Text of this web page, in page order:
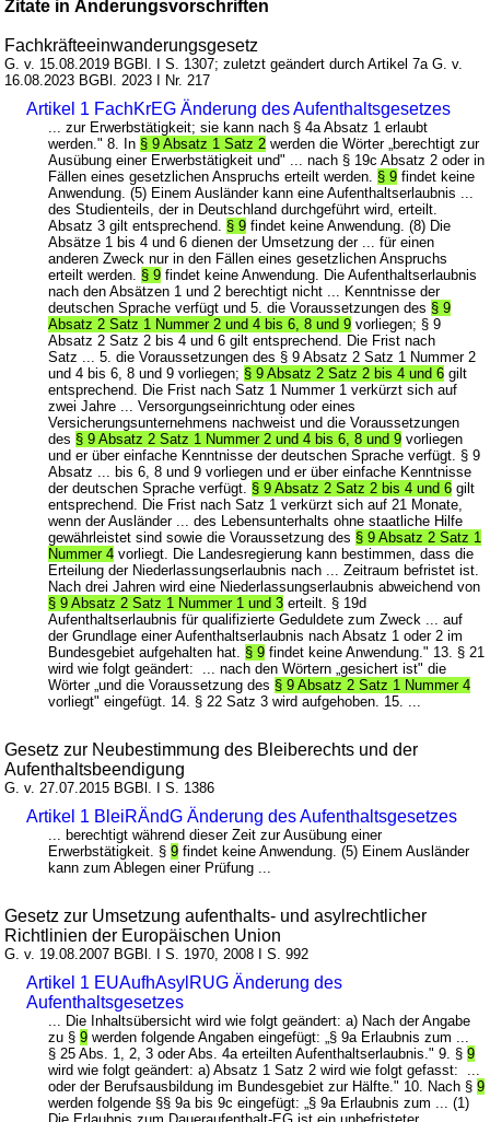
Zitate in Änderungsvorschriften
Fachkräfteeinwanderungsgesetz
G. v. 15.08.2019 BGBl. I S. 1307; zuletzt geändert durch Artikel 7a G. v.
16.08.2023 BGBl. 2023 I Nr. 217
Artikel 1 FachKrEG Änderung des Aufenthaltsgesetzes
... zur Erwerbstätigkeit; sie kann nach § 4a Absatz 1 erlaubt
werden." 8. In § 9 Absatz 1 Satz 2 werden die Wörter „berechtigt zur
Ausübung einer Erwerbstätigkeit und" ... nach § 19c Absatz 2 oder in
Fällen eines gesetzlichen Anspruchs erteilt werden. § 9 findet keine
Anwendung. (5) Einem Ausländer kann eine Aufenthaltserlaubnis ...
des Studienteils, der in Deutschland durchgeführt wird, erteilt.
Absatz 3 gilt entsprechend. § 9 findet keine Anwendung. (8) Die
Absätze 1 bis 4 und 6 dienen der Umsetzung der ... für einen
anderen Zweck nur in den Fällen eines gesetzlichen Anspruchs
erteilt werden. § 9 findet keine Anwendung. Die Aufenthaltserlaubnis
nach den Absätzen 1 und 2 berechtigt nicht ... Kenntnisse der
deutschen Sprache verfügt und 5. die Voraussetzungen des § 9
Absatz 2 Satz 1 Nummer 2 und 4 bis 6, 8 und 9 vorliegen; § 9
Absatz 2 Satz 2 bis 4 und 6 gilt entsprechend. Die Frist nach
Satz ... 5. die Voraussetzungen des § 9 Absatz 2 Satz 1 Nummer 2
und 4 bis 6, 8 und 9 vorliegen; § 9 Absatz 2 Satz 2 bis 4 und 6 gilt
entsprechend. Die Frist nach Satz 1 Nummer 1 verkürzt sich auf
zwei Jahre ... Versorgungseinrichtung oder eines
Versicherungsunternehmens nachweist und die Voraussetzungen
des § 9 Absatz 2 Satz 1 Nummer 2 und 4 bis 6, 8 und 9 vorliegen
und er über einfache Kenntnisse der deutschen Sprache verfügt. § 9
Absatz ... bis 6, 8 und 9 vorliegen und er über einfache Kenntnisse
der deutschen Sprache verfügt. § 9 Absatz 2 Satz 2 bis 4 und 6 gilt
entsprechend. Die Frist nach Satz 1 verkürzt sich auf 21 Monate,
wenn der Ausländer ... des Lebensunterhalts ohne staatliche Hilfe
gewährleistet sind sowie die Voraussetzung des § 9 Absatz 2 Satz 1
Nummer 4 vorliegt. Die Landesregierung kann bestimmen, dass die
Erteilung der Niederlassungserlaubnis nach ... Zeitraum befristet ist.
Nach drei Jahren wird eine Niederlassungserlaubnis abweichend von
§ 9 Absatz 2 Satz 1 Nummer 1 und 3 erteilt. § 19d
Aufenthaltserlaubnis für qualifizierte Geduldete zum Zweck ... auf
der Grundlage einer Aufenthaltserlaubnis nach Absatz 1 oder 2 im
Bundesgebiet aufgehalten hat. § 9 findet keine Anwendung." 13. § 21
wird wie folgt geändert: ... nach den Wörtern „gesichert ist" die
Wörter „und die Voraussetzung des § 9 Absatz 2 Satz 1 Nummer 4
vorliegt" eingefügt. 14. § 22 Satz 3 wird aufgehoben. 15. ...
Gesetz zur Neubestimmung des Bleiberechts und der
Aufenthaltsbeendigung
G. v. 27.07.2015 BGBl. I S. 1386
Artikel 1 BleiRÄndG Änderung des Aufenthaltsgesetzes
... berechtigt während dieser Zeit zur Ausübung einer
Erwerbstätigkeit. §9 findet keine Anwendung. (5) Einem Ausländer
kann zum Ablegen einer Prüfung ...
Gesetz zur Umsetzung aufenthalts- und asylrechtlicher
Richtlinien der Europäischen Union
G. v. 19.08.2007 BGBl. I S. 1970, 2008 I S. 992
Artikel 1 EUAufhAsylRUG Änderung des
Aufenthaltsgesetzes
... Die Inhaltsübersicht wird wie folgt geändert: a) Nach der Angabe
zu §9 werden folgende Angaben eingefügt: „§ 9a Erlaubnis zum ...
§ 25 Abs. 1, 2, 3 oder Abs. 4a erteilten Aufenthaltserlaubnis." 9. §9
wird wie folgt geändert: a) Absatz 1 Satz 2 wird wie folgt gefasst: ...
oder der Berufsausbildung im Bundesgebiet zur Hälfte." 10. Nach §9
werden folgende §§ 9a bis 9c eingefügt: „§ 9a Erlaubnis zum ... (1)